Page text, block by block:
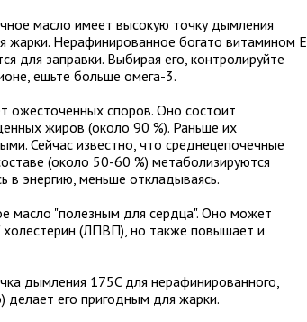
масло имеет высокую точку дымления
жарки. Нерафинированное богато витамином Е,
для заправки. Выбирая его, контролируйте
ешьте больше омега-3.
ожесточенных споров. Оно состоит
жиров (около 90 %). Раньше их
Сейчас известно, что среднецепочечные
(около 50-60 %) метаболизируются
в энергию, меньше откладываясь.
масло "полезным для сердца". Оно может
холестерин (ЛПВП), но также повышает и
дымления 175C для нерафинированного,
делает его пригодным для жарки.